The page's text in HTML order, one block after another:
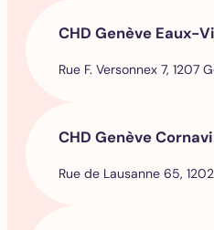
CHD Genève Eaux-
Rue F. Versonnex 7, 1207
CHD Genève
Rue de Lausanne 65,